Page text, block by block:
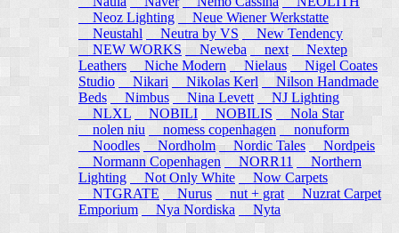
Neoz Lighting
Neue Wiener Werkstatte
Neustahl
Neutra by VS
New Tendency
NEW WORKS
Neweba next
Nextep
Leathers
Niche Modern Nielaus
Nigel Coates
Studio
Nikari Nikolas Kerl
Nilson Handmade
Beds
Nimbus Nina Levett
NJ Lighting
NLXL
NOBILI NOBILIS
Nola Star
nolen niu
nomess copenhagen
nonuform
Noodles
Nordholm Nordic Tales
Nordpeis
Normann Copenhagen
NORR11
Northern
Lighting
Not Only White
Now Carpets
NTGRATE
Nurus nut + grat
Nuzrat Carpet
Emporium
Nya Nordiska Nyta